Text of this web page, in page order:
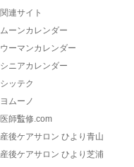
関連サイト
ムーンカレンダー
ウーマンカレンダー
シニアカレンダー
シッテク
ヨムーノ
医師監修.com
産後ケアサロン ひより青山
産後ケアサロン ひより芝浦